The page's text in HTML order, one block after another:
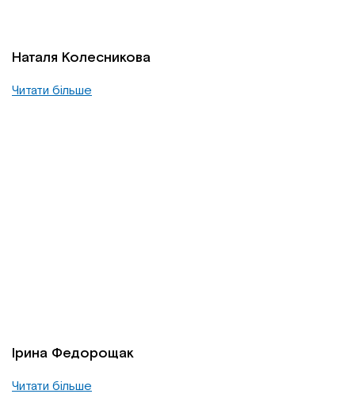
Наталя Колесникова
Читати більше
Ірина Федорощак
Читати більше